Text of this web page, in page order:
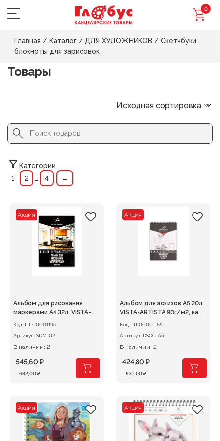
0
Главная / Каталог / ДЛЯ ХУДОЖНИКОВ / Скетчбуки,
блокноты для зарисовок
Товары
Search
for:
Button
Категории
1
2 … 4 →
Акция
Альбом для рисования
маркерами А4 32л. VISTA-
ARTISTA 75г/м2
Код: ГЦ-00001196
Артикул: SDM-02
В наличии: 2
682,00₽
Первоначальная
682,00 ₽.
545,60 ₽
Текущая
Акция
Альбом для эскизов А5 20л.
VISTA-ARTISTA 90г/м2, на
Код: ГЦ-00001185
Артикул: DSCC-A5
В наличии: 2
531,00₽
Первоначальная
531,00 ₽.
424,80 ₽
Текущая
Акция Акция